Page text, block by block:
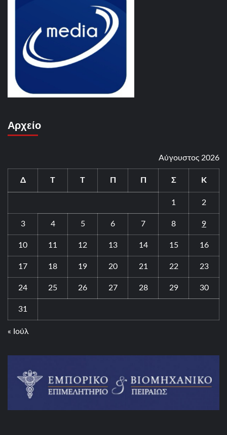
Αρχείο
Αύγουστος 2026
Δ Τ Τ Π Π Σ Κ
1 2
3 4 5 6 7 8 9
10 11 12 13 14 15 16
17 18 19 20 21 22 23
24 25 26 27 28 29 30
31
« Ιούλ